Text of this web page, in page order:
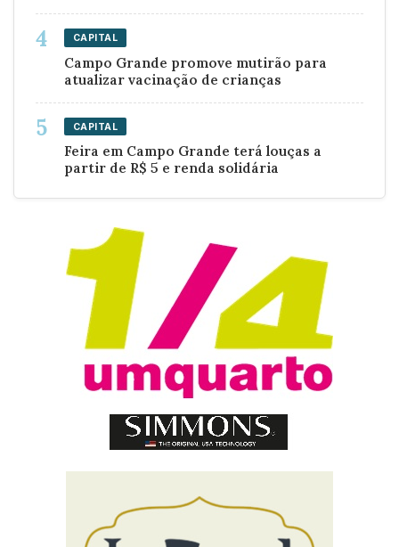
CAPITAL
Campo Grande promove mutirão para
atualizar vacinação de crianças
CAPITAL
Feira em Campo Grande terá louças a
partir de R$ 5 e renda solidária